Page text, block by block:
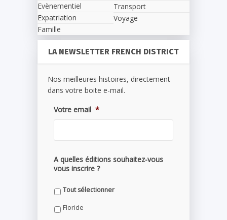
Evènementiel
Expatriation
Famille
Transport
Voyage
LA NEWSLETTER FRENCH DISTRICT
Nos meilleures histoires, directement
dans votre boite e-mail.
Votre email *
A quelles éditions souhaitez-vous
vous inscrire ?
Tout sélectionner
Floride